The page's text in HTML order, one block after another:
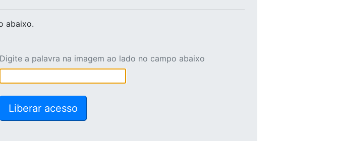
abaixo.
Digite a palavra na imagem ao lado no campo abaixo